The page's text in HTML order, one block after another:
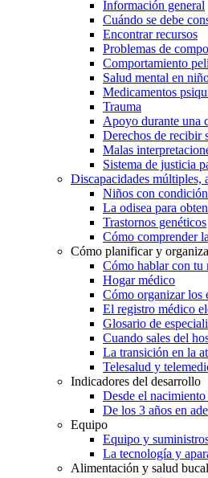
Información general
Cuándo se debe
Encontrar recursos
Problemas de
Comportamiento
Salud mental en
Medicamentos
Trauma
Apoyo durante una
Derechos de recibir
Malas
Sistema de justicia
Discapacidades múltiples,
Niños con
La odisea para
Trastornos genéticos
Cómo comprender
Cómo planificar y
Cómo hablar con tu
Hogar médico
Cómo organizar los
El registro médico
Glosario de
Cuando sales del
La transición en la
Telesalud y
Indicadores del desarrollo
Desde el nacimiento
De los 3 años en
Equipo
Equipo y
La tecnología y
Alimentación y salud bucal